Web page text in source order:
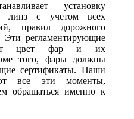
установку
линз с учетом всех
правил дорожного
Эти регламентирующие
цвет фар и их
того, фары должны
сертификаты. Наши
все эти моменты,
обращаться именно к